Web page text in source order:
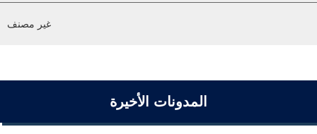
غير مصنف
المدونات الأخيرة